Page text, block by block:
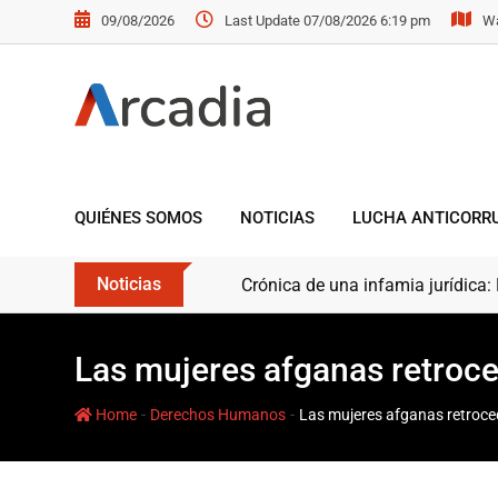
09/08/2026 Last Update 07/08/2026 6:19 pm
QUIÉNES SOMOS NOTICIAS LUCHA
Noticias Crónica de una infamia
Las mujeres afganas
Home - Derechos Humanos - Las mujeres afganas